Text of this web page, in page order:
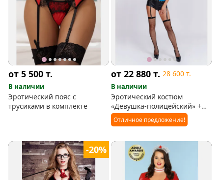
от 5 500т.
В наличии
Эротический пояс с
трусиками в комплекте
от 22 880т. 28 600т.
В наличии
Эротический костюм
«Девушка-полицейский» +
ПОДАРОК фуражка
Отличное предложение!
-20%